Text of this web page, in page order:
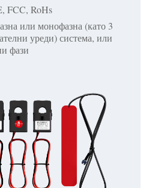
FCC, RoHs
или монофазна (като 3
уреди) система, или
фази